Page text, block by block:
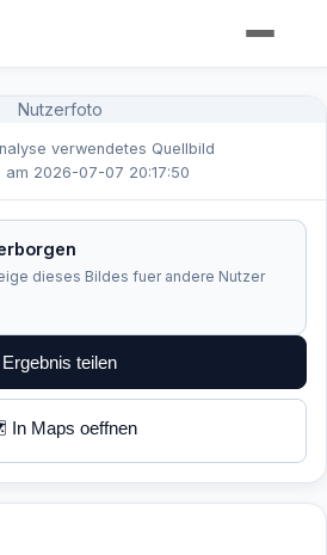
Nutzerfoto
verwendetes Quellbild
am 2026-07-07 20:17:50
dieses Bildes fuer andere Nutzer
Ergebnis teilen
Maps oeffnen